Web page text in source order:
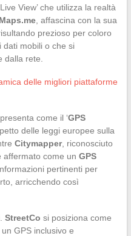
View’ che utilizza la realtà
Maps.me, affascina con la sua
prezioso per coloro
mobili o che si
dalla rete.
delle migliori piattaforme
come il ‘GPS
delle leggi europee sulla
Citymapper, riconosciuto
affermato come un GPS
pertinenti per
arricchendo così
StreetCo si posiziona come
un GPS inclusivo e